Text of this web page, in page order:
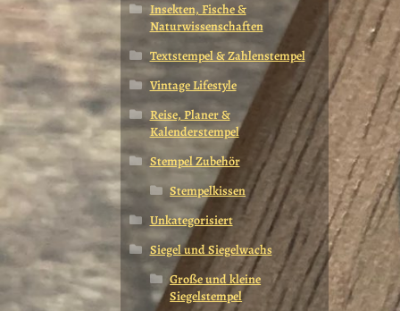
Insekten, Fische &
Naturwissenschaften
Textstempel & Zahlenstempel
Vintage Lifestyle
Reise, Planer &
Kalenderstempel
Stempel Zubehör
Stempelkissen
Unkategorisiert
Siegel und Siegelwachs
Große und kleine
Siegelstempel